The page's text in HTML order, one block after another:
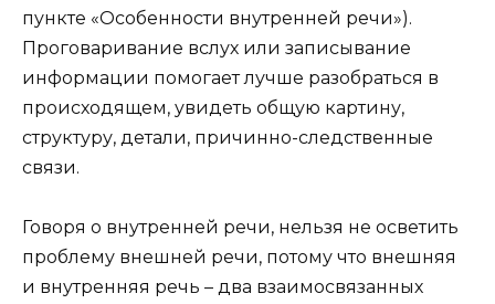
пункте «Особенности внутренней речи»).
Проговаривание вслух или записывание
информации помогает лучше разобраться в
происходящем, увидеть общую картину,
структуру, детали, причинно-следственные
связи.
Говоря о внутренней речи, нельзя не осветить
проблему внешней речи, потому что внешняя
и внутренняя речь – два взаимосвязанных